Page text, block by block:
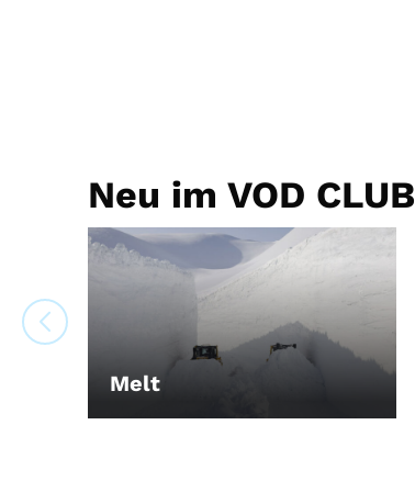
Neu im VOD CLUB
Melt
LEIHEN